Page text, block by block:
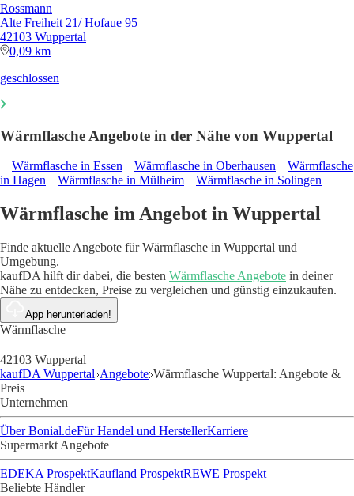
Rossmann
Alte Freiheit 21/ Hofaue 95
42103 Wuppertal
0,09 km
geschlossen
Wärmflasche Angebote in der Nähe von Wuppertal
Wärmflasche in Essen Wärmflasche in Oberhausen
Wärmflasche
in Hagen
Wärmflasche in Mülheim Wärmflasche in Solingen
Wärmflasche im Angebot in Wuppertal
Finde aktuelle Angebote für Wärmflasche in Wuppertal und
Umgebung.
kaufDA hilft dir dabei, die besten Wärmflasche Angebote in deiner
Nähe zu entdecken, Preise zu vergleichen und günstig einzukaufen.
App herunterladen!
Wärmflasche
42103 Wuppertal
kaufDA Wuppertal Angebote Wärmflasche Wuppertal: Angebote &
Preis
Unternehmen
Über Bonial.deFür Handel und HerstellerKarriere
Supermarkt Angebote
EDEKA ProspektKaufland ProspektREWE Prospekt
Beliebte Händler